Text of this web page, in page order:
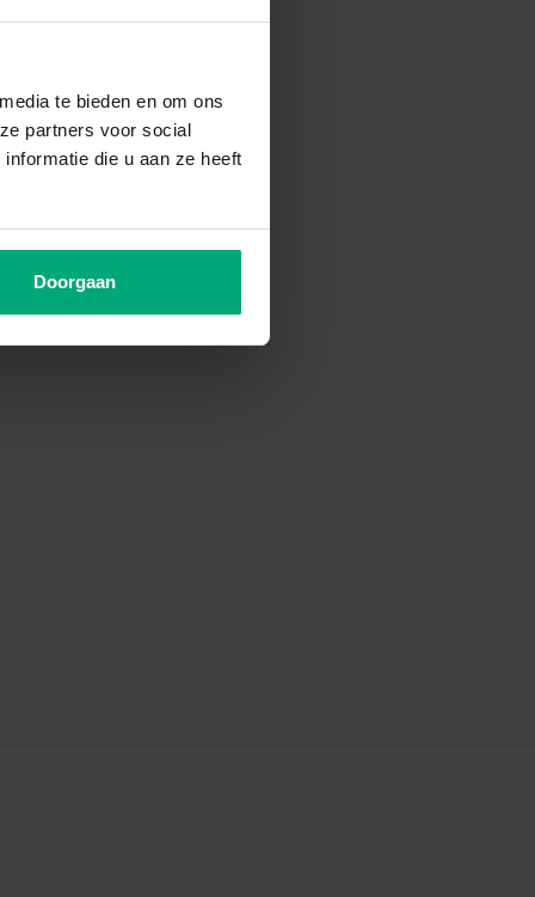
te bieden en om ons
partners voor social
die u aan ze heeft
Doorgaan